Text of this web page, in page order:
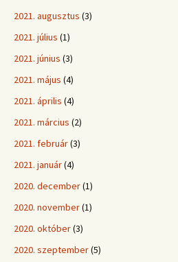
2021. augusztus (3)
2021. július (1)
2021. június (3)
2021. május (4)
2021. április (4)
2021. március (2)
2021. február(3)
2021. január(4)
2020. december(1)
2020. november(1)
2020. október(3)
2020. szeptember(5)